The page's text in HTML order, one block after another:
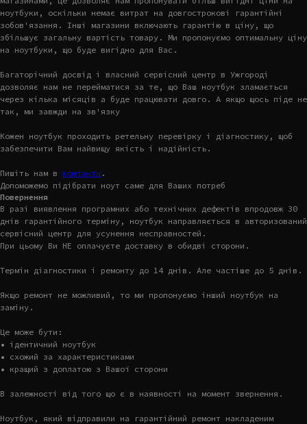
ноутбуки, оскільки немає витрат на довгострокові гарантійні
зобов'язання. Інші магазини включають гарантію в ціну, що
збільшує загальну вартість товару. Ми пропонуємо оптимальну ціну
на ноутбуки, що буде вигідно для Вас.
Багаторічний досвід і власний сервісний центр в Ужгороді
дозволяє нам не перейматися за те, що Ваш ноутбук зламається
через кілька місяців а буде працювати довго. А якщо щось піде не
так, ми завжди на зв'язку
Кожен ноутбук проходить ретельну перевірку і діагностику, щоб
забезпечити Вам найвищу якість і надійність.
Пишіть нам в контакти .
Допоможемо підібрати ноут саме для Ваших потреб
Повернення
В разі виявлення програмних або технічних дефектів впродовж 30
днів гарантійного терміну, ноутбук направляється в авторизований
сервісний центр для усунення несправностей.
При цьому Ви НЕ оплачуєте доставку в обидві сторони.
Термін діагностики і ремонту до 14 днів. Але частіше до 5 днів.
Якщо ремонт не можливий, то ми пропонуємо інший ноутбук на
заміну.
Це може бути:
• ідентичний ноутбук
• схожий за характеристиками
• кращий з доплатою з Вашої сторони
В залежності від того що є в наявності на момент звернення.
Ноутбук, який відправили на гарантійний ремонт накладеним